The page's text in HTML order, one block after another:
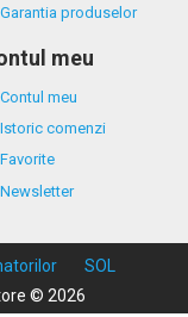
Garantia produselor
meu
Contul meu
Istoric comenzi
Favorite
Newsletter
SOL
© 2026